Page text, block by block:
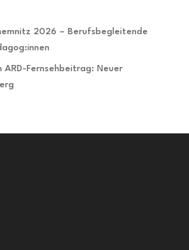
2026 – Berufsbegleitende
ARD-Fernsehbeitrag: Neuer